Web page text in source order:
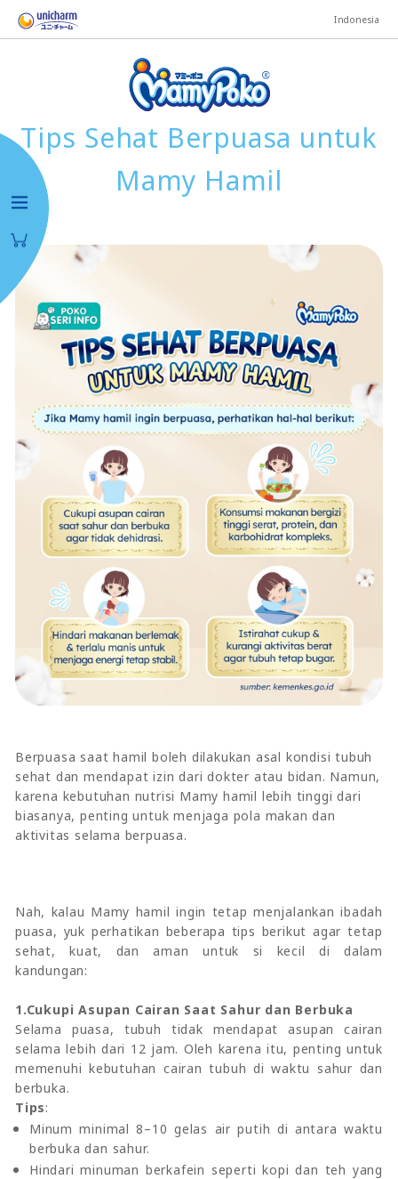
Indonesia
Tips Sehat Berpuasa untuk
Mamy Hamil
Berpuasa saat hamil boleh dilakukan asal kondisi tubuh
sehat dan mendapat izin dari dokter atau bidan. Namun,
karena kebutuhan nutrisi Mamy hamil lebih tinggi dari
biasanya, penting untuk menjaga pola makan dan
aktivitas selama berpuasa.
Nah, kalau Mamy hamil ingin tetap menjalankan ibadah
puasa, yuk perhatikan beberapa tips berikut agar tetap
sehat, kuat, dan aman untuk si kecil di dalam
kandungan:
1.Cukupi Asupan Cairan Saat Sahur dan Berbuka
Selama puasa, tubuh tidak mendapat asupan cairan
selama lebih dari 12 jam. Oleh karena itu, penting untuk
memenuhi kebutuhan cairan tubuh di waktu sahur dan
berbuka.
Tips:
Minum minimal 8–10 gelas air putih di antara waktu
berbuka dan sahur.
Hindari minuman berkafein seperti kopi dan teh yang